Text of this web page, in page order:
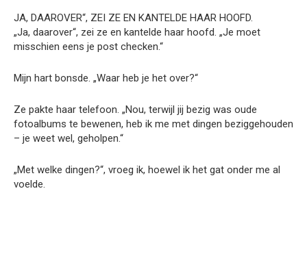
JA, DAAROVER“, ZEI ZE EN KANTELDE HAAR HOOFD.
„Ja, daarover“, zei ze en kantelde haar hoofd. „Je moet
misschien eens je post checken.“
Mijn hart bonsde. „Waar heb je het over?“
Ze pakte haar telefoon. „Nou, terwijl jij bezig was oude
fotoalbums te bewenen, heb ik me met dingen beziggehouden
– je weet wel, geholpen.“
„Met welke dingen?“, vroeg ik, hoewel ik het gat onder me al
voelde.